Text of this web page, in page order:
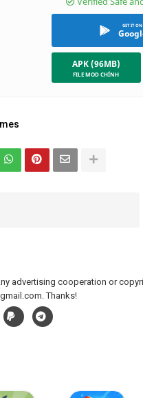
của bạn để xây dựng
phải là lựa chọn đúng
của bạn, hãy nhấn nút
thể xây dựng mọi thứ
APK (96MB)
advertising cooperation or
Thanks!